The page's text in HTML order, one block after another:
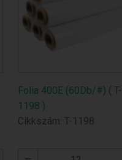
Folia 400E (60Db/#) ( T-
1198 )
Cikkszám: T-1198